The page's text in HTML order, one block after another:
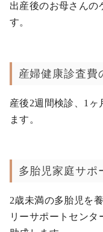
出産後のお母さんの
す。
産婦健康診査費
産後2週間検診、1ヶ
ます。
多胎児家庭サポ
2歳未満の多胎児を
リーサポートセン